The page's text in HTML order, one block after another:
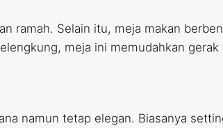
ramah. Selain itu, meja makan
meja ini memudahkan
namun tetap elegan. Biasanya